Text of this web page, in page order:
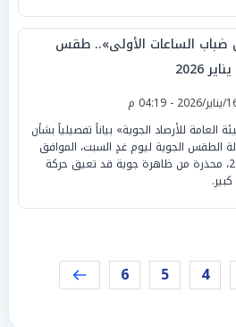
ضباب الساعات الأولى».. طقس
العامة للأرصاد الجوية» بياناً تفصيلياً بشأن
الطقس الجوية ليوم غدٍ السبت، الموافق
17 يناير 2026، محذرة من ظاهرة جوية قد تعيق حركة
4
5
6